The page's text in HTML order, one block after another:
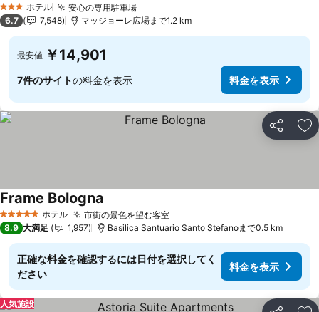
3 ホテルのランク
ホテル 安心の専用駐車場料金を表示
6.7 7,548 マッジョーレ広場まで1.2 km
最安値 ￥14,901
7件のサイトの料金を表示 料金を表示
シェア お
5 ホテルのランク
ホテル 市街の景色を望む客室料金を表示
Frame Bologna
8.9 大満足 1,957 Basilica Santuario Santo Stefanoまで0.5 km
正確な料金を確認するには日付を選択してく
ださい
料金を表示
人気施設